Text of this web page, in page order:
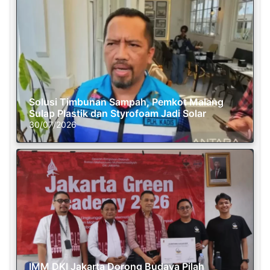
Solusi Timbunan Sampah, Pemkot Malang
Sulap Plastik dan Styrofoam Jadi Solar
30/07/2026
IMM DKI Jakarta Dorong Budaya Pilah